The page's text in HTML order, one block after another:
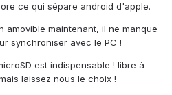
ce qui sépare android d'apple.
amovible maintenant, il ne manque
synchroniser avec le PC !
est indispensable ! libre à
laissez nous le choix !